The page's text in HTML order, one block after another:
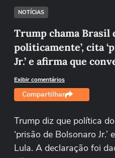
NOTÍCIAS
Trump chama Brasil
politicamente’, cita
Jr.’ e afirma que
Exibir comentários
Compartilhar
Trump diz que política
‘prisão de Bolsonaro
Lula. A declaração foi